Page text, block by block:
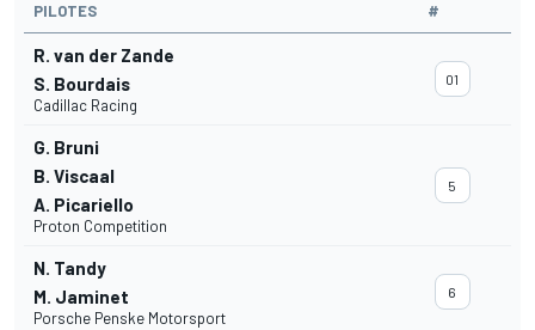
PILOTES #
R. van der Zande
S. Bourdais
Cadillac Racing
01
G. Bruni
B. Viscaal
A. Picariello
Proton Competition
5
N. Tandy
M. Jaminet
Porsche Penske Motorsport
6